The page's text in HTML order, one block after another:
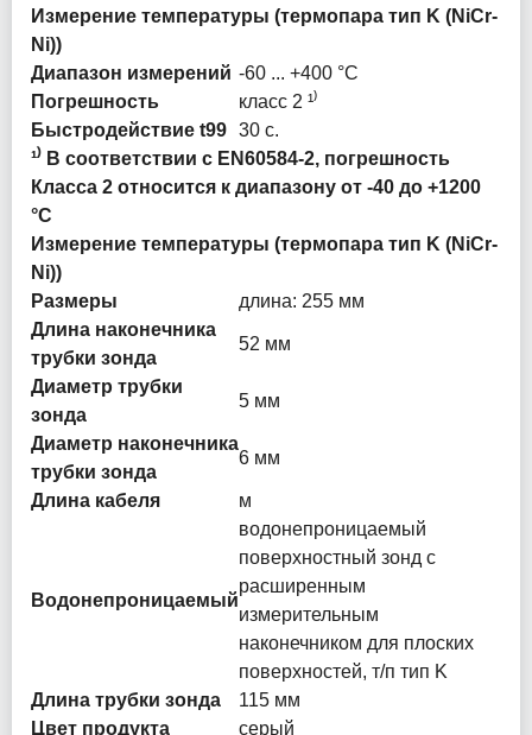
Измерение температуры (термопара тип K (NiCr-
Ni))
Диапазон измерений -60 ... +400 °C
Погрешность
класс 2 ¹⁾
Быстродействие t99 30 с.
¹⁾ В соответствии с EN60584-2, погрешность
Класса 2 относится к диапазону от -40 до +1200
°C
Измерение температуры (термопара тип K (NiCr-
Ni))
Размеры
длина: 255 мм
Длина наконечника
трубки зонда
52 мм
Диаметр трубки
зонда
5 мм
Диаметр наконечника
трубки зонда
6 мм
Длина кабеля м
Водонепроницаемый
водонепроницаемый
поверхностный зонд с
расширенным
измерительным
наконечником для плоских
поверхностей, т/п тип K
Длина трубки зонда
115 мм
Цвет продукта
серый